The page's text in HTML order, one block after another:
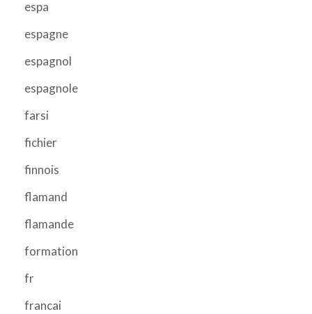
espa
espagne
espagnol
espagnole
farsi
fichier
finnois
flamand
flamande
formation
fr
francai